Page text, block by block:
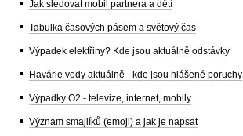
Jak sledovat mobil partnera a dětí
Tabulka časových pásem a světový čas
Výpadek elektřiny? Kde jsou aktuálně odstávky
Havárie vody aktuálně - kde jsou hlášené poruchy
Výpadky O2 - televize, internet, mobily
Význam smajlíků (emoji) a jak je napsat